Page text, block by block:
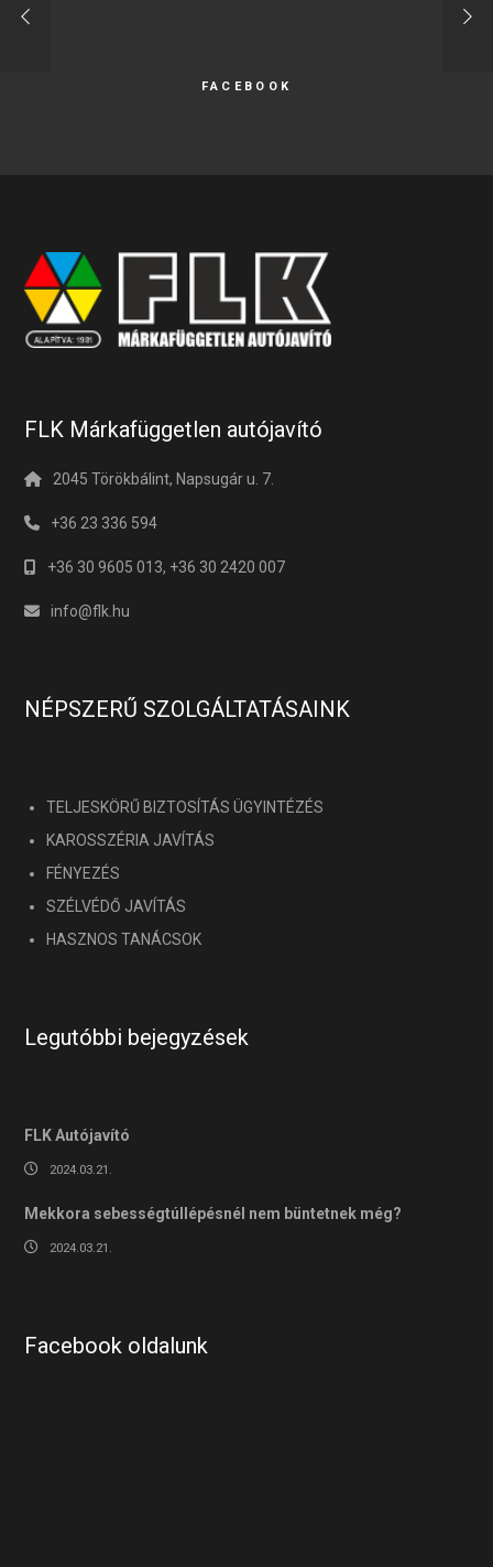
FACEBOOK
FLK Márkafüggetlen autójavító
2045 Törökbálint, Napsugár u. 7.
+36 23 336 594
+36 30 9605 013, +36 30 2420 007
info@flk.hu
NÉPSZERŰ SZOLGÁLTATÁSAINK
TELJESKÖRŰ BIZTOSÍTÁS ÜGYINTÉZÉS
KAROSSZÉRIA JAVÍTÁS
FÉNYEZÉS
SZÉLVÉDŐ JAVÍTÁS
HASZNOS TANÁCSOK
Legutóbbi bejegyzések
FLK Autójavító
2024.03.21.
Mekkora sebességtúllépésnél nem büntetnek még?
2024.03.21.
Facebook oldalunk